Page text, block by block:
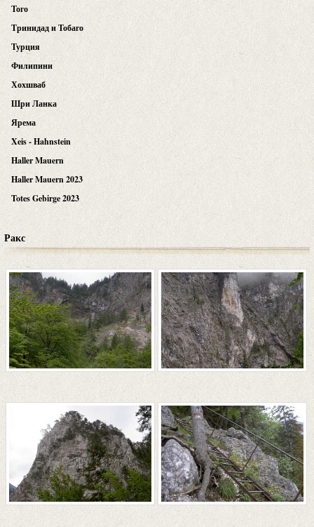
Того
Тринидад и Тобаго
Турция
Филипини
Хохшваб
Шри Ланка
Ярема
Xeis - Hahnstein
Haller Mauern
Haller Mauern 2023
Totes Gebirge 2023
Ракс